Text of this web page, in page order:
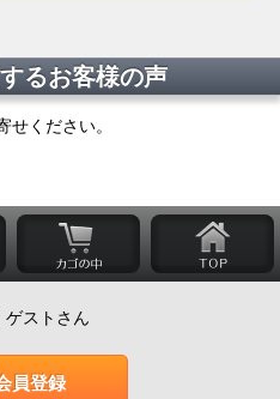
るお客様の声
せください。
ゲストさん
員登録